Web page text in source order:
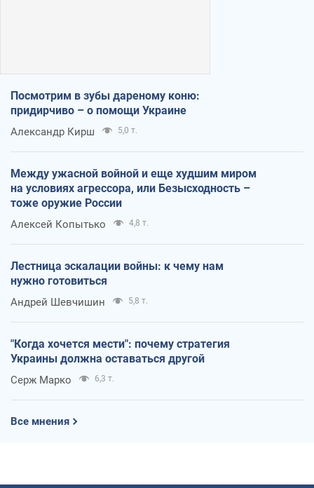
Посмотрим в зубы дареному коню:
придирчиво – о помощи Украине
Александр Кирш 5,0 т.
Между ужасной войной и еще худшим миром
на условиях агрессора, или Безысходность –
тоже оружие России
Алексей Копытько 4,8 т.
Лестница эскалации войны: к чему нам
нужно готовиться
Андрей Шевчишин 5,8 т.
"Когда хочется мести": почему стратегия
Украины должна оставаться другой
Серж Марко 6,3 т.
Все мнения